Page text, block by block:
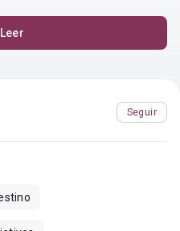
Leer
Seguir